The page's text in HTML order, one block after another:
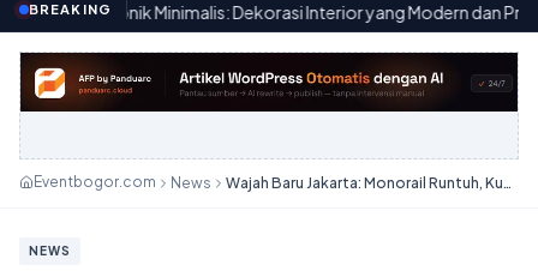
BREAKING
Minimalis: Dekorasi Interior yang Modern dan Praktis· 00.08
Eventbogor.com News Wajah Baru Jakarta: Monorail Runtuh, Kuningan Bertransformasi!
NEWS